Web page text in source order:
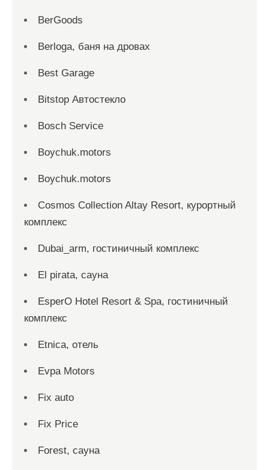
BerGoods
Berloga, баня на дровах
Best Garage
Bitstop Автостекло
Bosch Service
Boychuk.motors
Boychuk.motors
Cosmos Collection Altay Resort, курортный
комплекс
Dubai_arm, гостиничный комплекс
El pirata, сауна
EsperO Hotel Resort & Spa, гостиничный
комплекс
Etnica, отель
Evpa Motors
Fix auto
Fix Price
Forest, сауна